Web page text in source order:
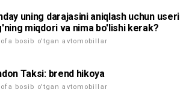
uning darajasini aniqlash uchun useri
miqdori va nima bo'lishi kerak?
bosib o'tgan avtomobillar
Taksi: brend hikoya
bosib o'tgan avtomobillar